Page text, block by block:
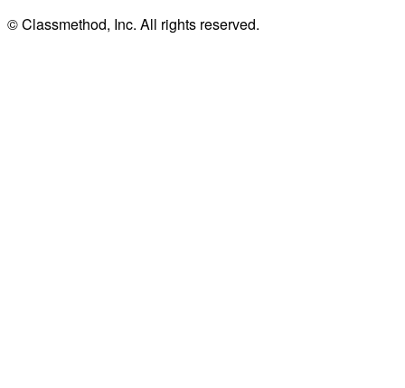
© Classmethod, Inc. All rights reserved.